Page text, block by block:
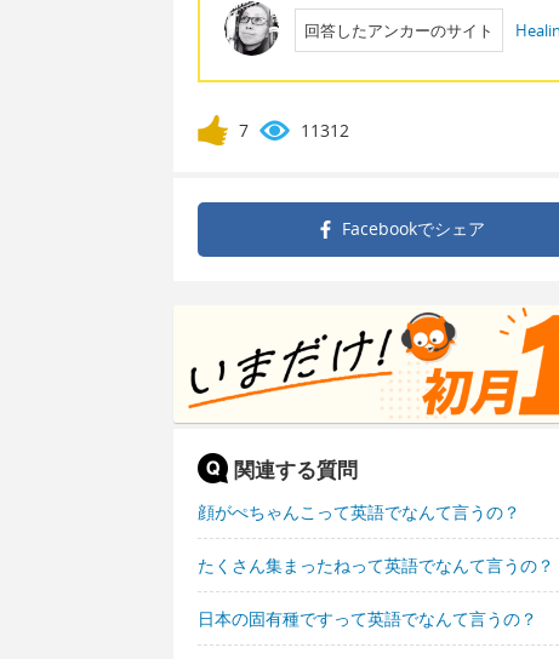
回答したアンカーのサイト
7 11312
Facebookでシェア
関連する質問
顔がぺちゃんこって英語でなんて言うの？
たくさん集まったねって英語でなんて言うの？
日本の固有種ですって英語でなんて言うの？